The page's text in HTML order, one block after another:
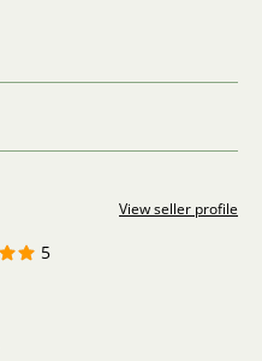
View seller profile
5